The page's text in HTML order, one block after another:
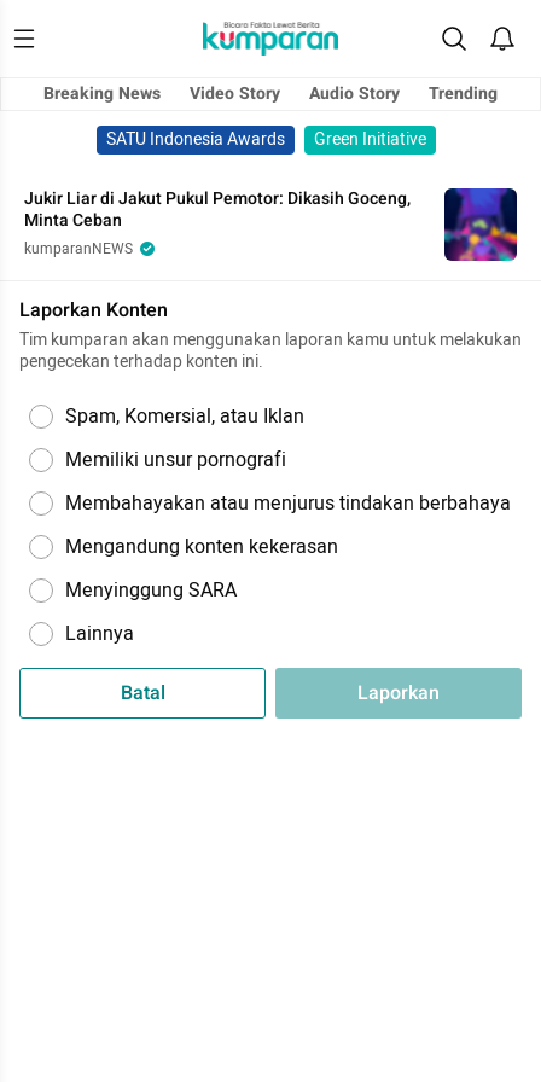
Breaking News Video Story Audio Story
Trending
SATU Indonesia Awards
Green Initiative
Jukir Liar di Jakut Pukul Pemotor: Dikasih Goceng,
Minta Ceban
kumparanNEWS
Laporkan Konten
Tim kumparan akan menggunakan laporan kamu untuk melakukan
pengecekan terhadap konten ini.
Spam, Komersial, atau Iklan
Memiliki unsur pornografi
Membahayakan atau menjurus tindakan berbahaya
Mengandung konten kekerasan
Menyinggung SARA
Lainnya
Batal Laporkan